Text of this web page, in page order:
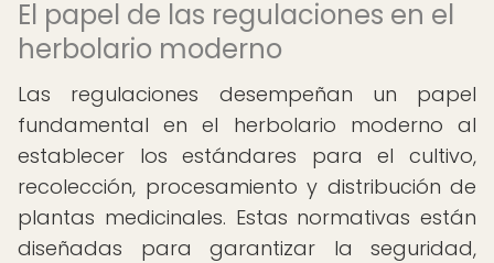
El papel de las regulaciones en el
herbolario moderno
Las regulaciones desempeñan un papel
fundamental en el herbolario moderno al
establecer los estándares para el cultivo,
recolección, procesamiento y distribución de
plantas medicinales. Estas normativas están
diseñadas para garantizar la seguridad,